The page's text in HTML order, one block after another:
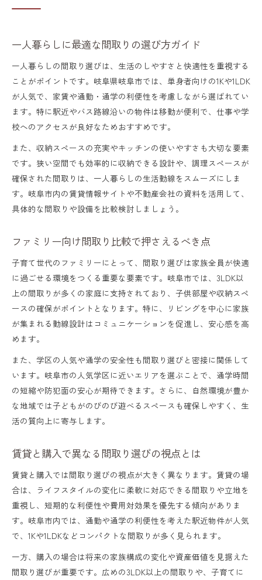
一人暮らしに最適な間取りの選び方ガイド
一人暮らしの間取り選びは、生活のしやすさと快適性を重視する
ことがポイントです。岐阜県岐阜市では、単身者向けの1Kや1LDK
が人気で、家賃や通勤・通学の利便性を考慮しながら選ばれてい
ます。特に駅近やバス路線沿いの物件は移動が便利で、仕事や学
校へのアクセスが良好なためおすすめです。
また、収納スペースの充実やキッチンの使いやすさも大切な要素
です。狭い空間でも効率的に収納できる設計や、調理スペースが
確保された間取りは、一人暮らしの生活動線をスムーズにしま
す。岐阜市内の賃貸情報サイトや不動産会社の資料を活用して、
具体的な間取りや設備を比較検討しましょう。
ファミリー向け間取り比較で押さえるべき点
子育て世代のファミリーにとって、間取り選びは家族全員が快適
に過ごせる環境をつくる重要な要素です。岐阜市では、3LDK以
上の間取りが多くの家庭に支持されており、子供部屋や収納スペ
ースの確保がポイントとなります。特に、リビングを中心に家族
が集まれる動線設計はコミュニケーションを促進し、安心感を高
めます。
また、学区の人気や通学の安全性も間取り選びと密接に関係して
います。岐阜市の人気学区に近いエリアを選ぶことで、通学時間
の短縮や防犯面の安心が期待できます。さらに、自然環境が豊か
な地域では子どもがのびのび遊べるスペースも確保しやすく、生
活の質向上に寄与します。
賃貸と購入で異なる間取り選びの視点とは
賃貸と購入では間取り選びの視点が大きく異なります。賃貸の場
合は、ライフスタイルの変化に柔軟に対応できる間取りや立地を
重視し、短期的な利便性や費用対効果を優先する傾向がありま
す。岐阜市内では、通勤や通学の利便性を考えた駅近物件が人気
で、1Kや1LDKなどコンパクトな間取りが多く見られます。
一方、購入の場合は将来の家族構成の変化や資産価値を見据えた
間取り選びが重要です。広めの3LDK以上の間取りや、子育てに